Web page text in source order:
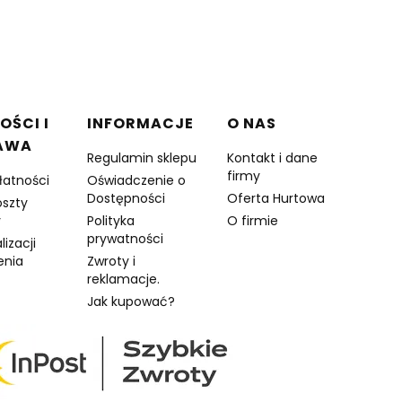
I
INFORMACJE
Regulamin sklepu
Oświadczenie o
Dostępności
Polityka
prywatności
Zwroty i
reklamacje.
Jak kupować?
O NAS
Kontakt i dane
firmy
Oferta Hurtowa
O firmie